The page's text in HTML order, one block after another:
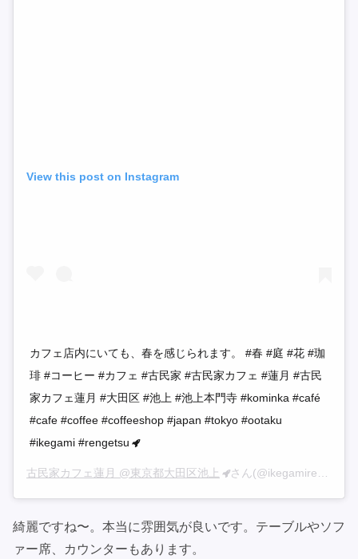
View this post on Instagram
カフェ店内にいても、春を感じられます。 #春 #庭 #花 #珈
琲 #コーヒー #カフェ #古民家 #古民家カフェ #蓮月 #古民
家カフェ蓮月 #大田区 #池上 #池上本門寺 #kominka #café
#cafe #coffee #coffeeshop #japan #tokyo #ootaku
#ikegami #rengetsu
古民家カフェ蓮月 @東京都大田区池上 さん(@ikegamirengetsu)がシェアした投稿 –
綺麗ですね〜。本当に雰囲気が良いです。テーブルやソフ
ァー席、カウンターもあります。